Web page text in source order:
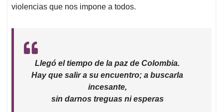
violencias que nos impone a todos.
Llegó el tiempo de la paz de Colombia.
Hay que salir a su encuentro; a buscarla
incesante,
sin darnos treguas ni esperas